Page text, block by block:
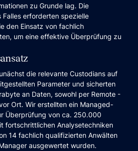
zu Grunde lag. Die
Falles erforderten spezielle
den Einsatz von fachlich
um eine effektive Überprüfung zu
die relevante Custodians auf
Parameter und sicherten
an Daten, sowohl per Remote -
Ort. Wir erstellten ein Managed-
Überprüfung von ca. 250.000
fortschrittlichen Analysetechniken
14 fachlich qualifizierten Anwälten
ausgewertet wurden.